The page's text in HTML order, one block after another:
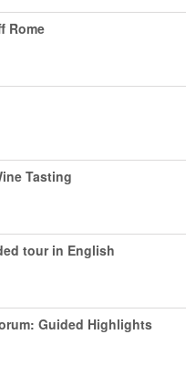
Rome
Tasting
tour in English
Guided Highlights